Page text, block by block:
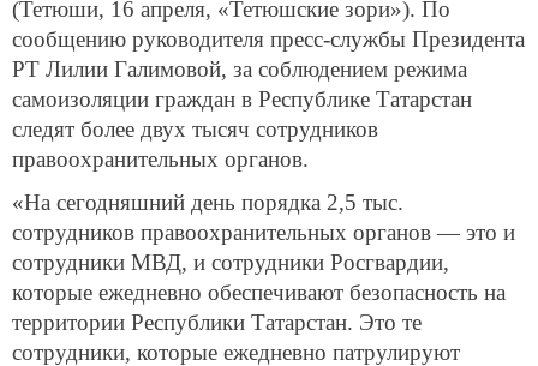
(Тетюши, 16 апреля, «Тетюшские зори»). По
сообщению руководителя пресс-службы Президента
РТ Лилии Галимовой, за соблюдением режима
самоизоляции граждан в Республике Татарстан
следят более двух тысяч сотрудников
правоохранительных органов.
«На сегодняшний день порядка 2,5 тыс.
сотрудников правоохранительных органов — это и
сотрудники МВД, и сотрудники Росгвардии,
которые ежедневно обеспечивают безопасность на
территории Республики Татарстан. Это те
сотрудники, которые ежедневно патрулируют